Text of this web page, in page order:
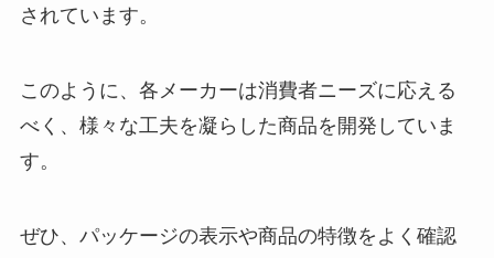
されています。
このように、各メーカーは消費者ニーズに応える
べく、様々な工夫を凝らした商品を開発していま
す。
ぜひ、パッケージの表示や商品の特徴をよく確認